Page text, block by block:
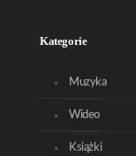
Kategorie
Muzyka
Wideo
Książki